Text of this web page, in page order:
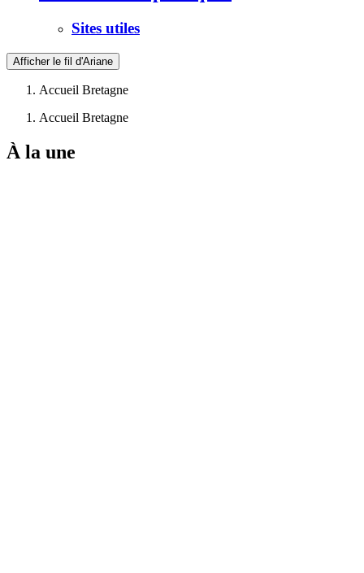
Sites utiles
Afficher le fil d'Ariane
Accueil Bretagne
Accueil Bretagne
À la une